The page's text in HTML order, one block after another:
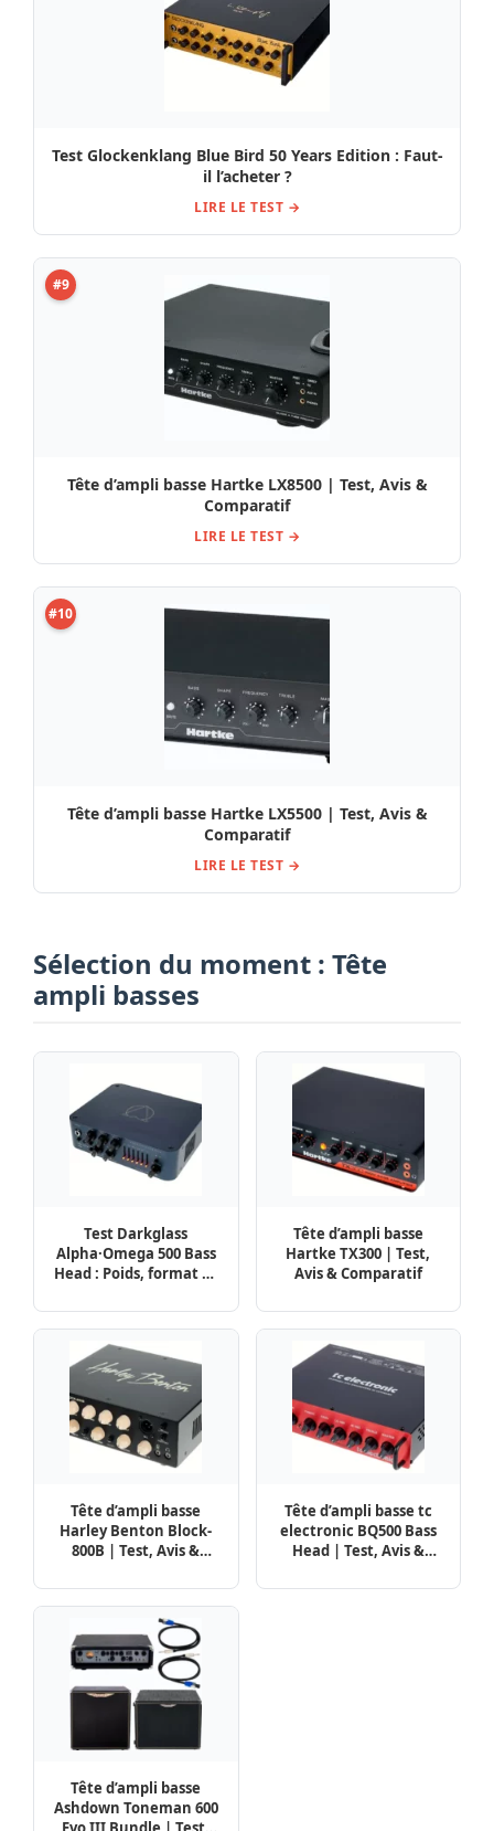
Test Glockenklang Blue Bird 50 Years Edition : Faut-
il l’acheter ?
LIRE LE TEST →
#9
Tête d’ampli basse Hartke LX8500 | Test, Avis &
Comparatif
LIRE LE TEST →
#10
Tête d’ampli basse Hartke LX5500 | Test, Avis &
Comparatif
LIRE LE TEST →
Sélection du moment : Tête
ampli basses
Test Darkglass
Alpha·Omega 500 Bass
Head : Poids, format et
Tête d’ampli basse
Hartke TX300 | Test,
Avis & Comparatif
Tête d’ampli basse
Harley Benton Block-
800B | Test, Avis &
Tête d’ampli basse tc
electronic BQ500 Bass
Head | Test, Avis &
Tête d’ampli basse
Ashdown Toneman 600